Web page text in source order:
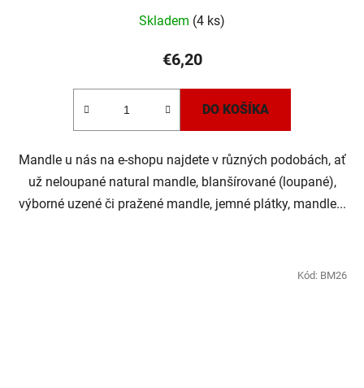
Skladem (4 ks)
€6,20
DO KOŠÍKA
Mandle u nás na e-shopu najdete v různých podobách, ať
už neloupané natural mandle, blanšírované (loupané),
výborné uzené či pražené mandle, jemné plátky, mandle...
Kód: BM26